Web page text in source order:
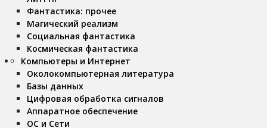
Фантастика: прочее
Магический реализм
Социальная фантастика
Космическая фантастика
Компьютеры и Интернет
Околокомпьютерная литература
Базы данных
Цифровая обработка сигналов
Аппаратное обеспечение
ОС и Сети